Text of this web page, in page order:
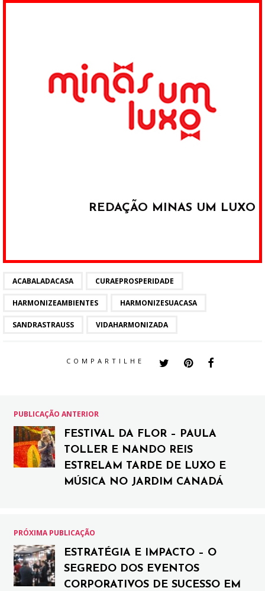
REDAÇÃO MINAS UM LUXO
ACABALADACASA CURAEPROSPERIDADE
HARMONIZEAMBIENTES HARMONIZESUACASA
SANDRASTRAUSS VIDAHARMONIZADA
COMPARTILHE
PUBLICAÇÃO ANTERIOR
FESTIVAL DA FLOR – PAULA
TOLLER E NANDO REIS
ESTRELAM TARDE DE LUXO E
MÚSICA NO JARDIM CANADÁ
PRÓXIMA PUBLICAÇÃO
ESTRATÉGIA E IMPACTO – O
SEGREDO DOS EVENTOS
CORPORATIVOS DE SUCESSO EM